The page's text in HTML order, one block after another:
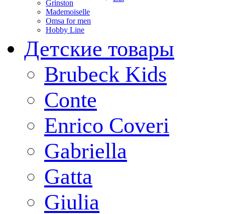
Grinston
Mademoiselle
Omsa for men
Hobby Line
Детские товары
Brubeck Kids
Conte
Enrico Coveri
Gabriella
Gatta
Giulia